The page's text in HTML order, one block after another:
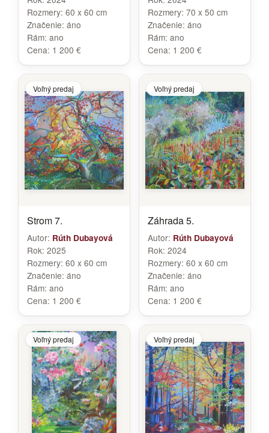
Rozmery: 60 x 60 cm
Značenie: áno
Rám: ano
Cena: 1 200 €
Rozmery: 70 x 50 cm
Značenie: áno
Rám: ano
Cena: 1 200 €
Voľný predaj
Strom 7.
Autor: Rúth Dubayová
Rok: 2025
Rozmery: 60 x 60 cm
Značenie: áno
Rám: ano
Cena: 1 200 €
Voľný predaj
Záhrada 5.
Autor: Rúth Dubayová
Rok: 2024
Rozmery: 60 x 60 cm
Značenie: áno
Rám: ano
Cena: 1 200 €
Voľný predaj Voľný predaj